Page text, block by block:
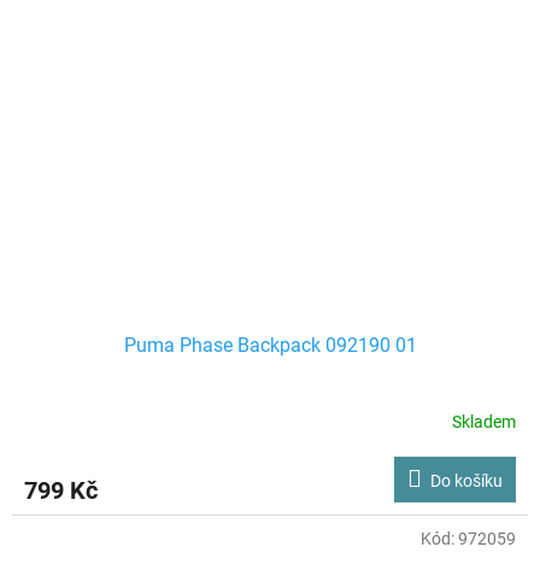
Puma Phase Backpack 092190 01
Skladem
799 Kč Do košíku
Kód:972059